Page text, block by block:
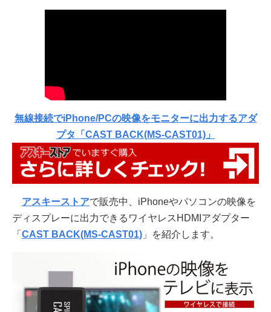
無線接続でiPhone/PCの映像をモニターに出力するアダ
プタ「CAST BACK(MS-CAST01)」
アスキーストアで販売中、iPhoneやパソコンの映像を
ディスプレーに出力できるワイヤレスHDMIアダプター
「 CAST BACK(MS-CAST01) 」を紹介します。